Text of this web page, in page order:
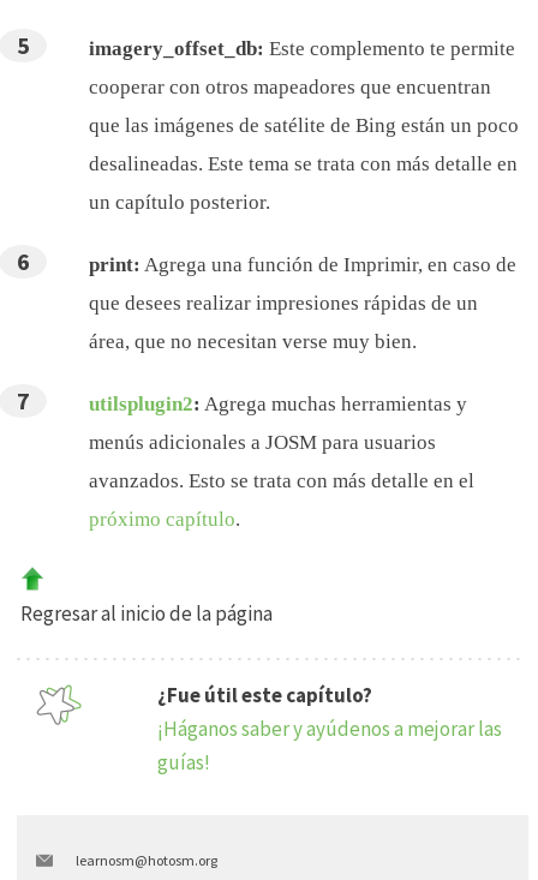
imagery_offset_db: Este complemento te permite
cooperar con otros mapeadores que encuentran
que las imágenes de satélite de Bing están un poco
desalineadas. Este tema se trata con más detalle en
un capítulo posterior.
print: Agrega una función de Imprimir, en caso de
que desees realizar impresiones rápidas de un
área, que no necesitan verse muy bien.
utilsplugin2: Agrega muchas herramientas y
menús adicionales a JOSM para usuarios
avanzados. Esto se trata con más detalle en el
próximo capítulo.
Regresar al inicio de la página
¿Fue útil este capítulo?
¡Háganos saber y ayúdenos a mejorar las
guías!
learnosm@hotosm.org